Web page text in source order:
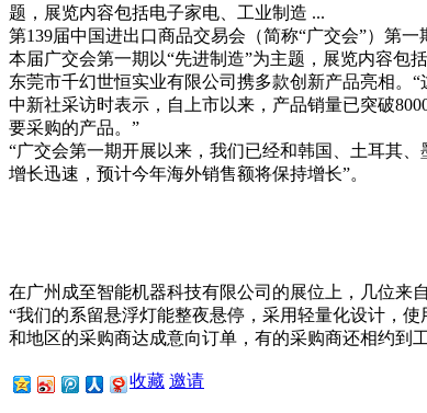
题，展览内容包括电子家电、工业制造 ...
第139届中国进出口商品交易会（简称“广交会”）第
本届广交会第一期以“先进制造”为主题，展览内容包
东莞市千幻世恒实业有限公司携多款创新产品亮相。
中新社采访时表示，自上市以来，产品销量已突破
要采购的产品。”
“广交会第一期开展以来，我们已经和韩国、土耳其
增长迅速，预计今年海外销售额将保持增长”。
在广州成至智能机器科技有限公司的展位上，几位来
“我们的系留悬浮灯能整夜悬停，采用轻量化设计，
和地区的采购商达成意向订单，有的采购商还相约到
收藏 邀请